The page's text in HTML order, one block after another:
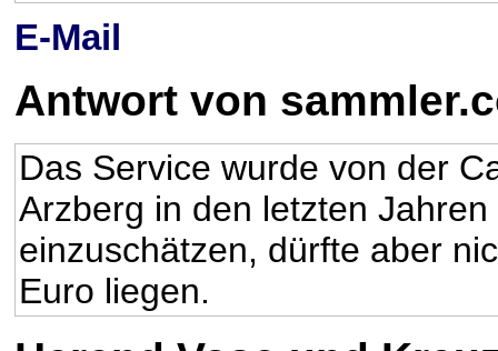
E-Mail
Antwort von
Das Service wurde von der
Arzberg in den letzten
einzuschätzen, dürfte aber
Euro liegen.